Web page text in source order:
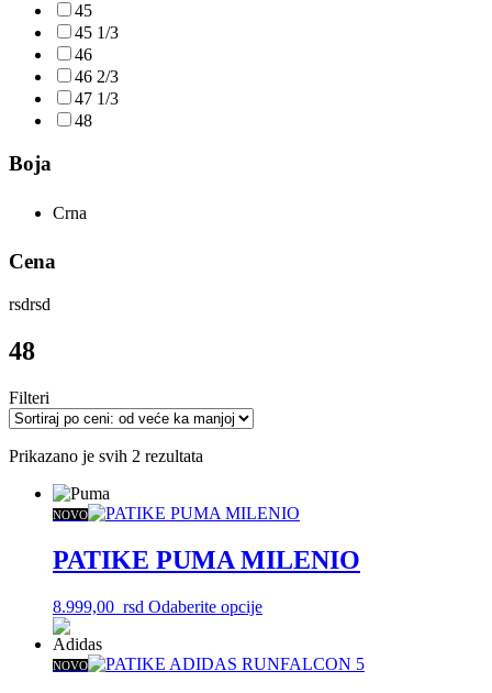
45
45 1/3
46
46 2/3
47 1/3
48
Boja
Crna
Cena
rsdrsd
48
Filteri
Prikazano je svih 2 rezultata
od
ka
nižoj
NOVO
PATIKE PUMA MILENIO
8.999,00 rsd Odaberite opcijeOvaj
više
NOVO